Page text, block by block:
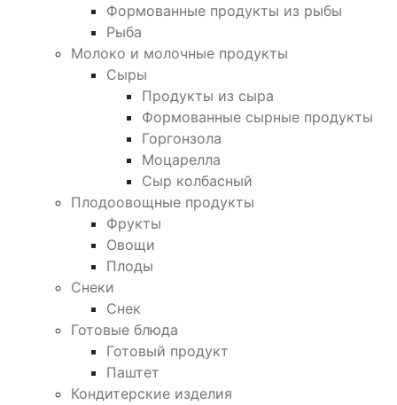
Формованные продукты из рыбы
Рыба
Молоко и молочные продукты
Сыры
Продукты из сыра
Формованные сырные продукты
Горгонзола
Моцарелла
Сыр колбасный
Плодоовощные продукты
Фрукты
Овощи
Плоды
Снеки
Снек
Готовые блюда
Готовый продукт
Паштет
Кондитерские изделия